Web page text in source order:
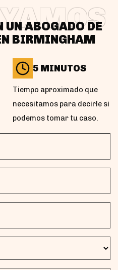
UN ABOGADO DE
BIRMINGHAM
5 MINUTOS
Tiempo aproximado que
necesitamos para decirle si
podemos tomar tu caso.